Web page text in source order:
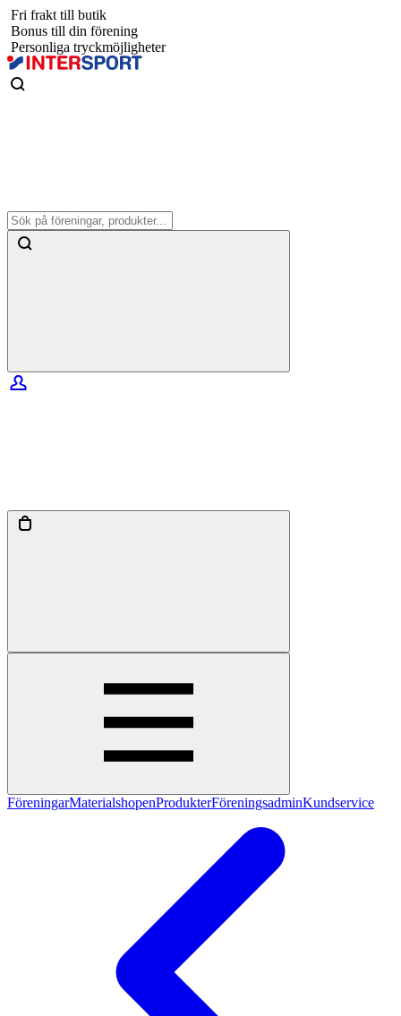
Fri frakt till butik
Bonus till din förening
Personliga tryckmöjligheter
FöreningarMaterialshopenProdukterFöreningsadminKundservice